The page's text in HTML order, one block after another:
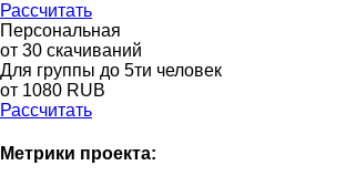
Рассчитать
Персональная
от 30 скачиваний
Для группы до 5ти человек
от 1080 RUB
Рассчитать
Метрики проекта: